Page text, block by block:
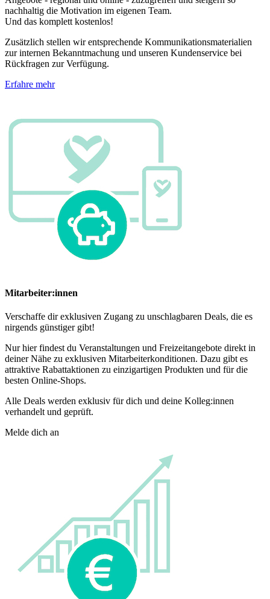
nachhaltig die Motivation im eigenen Team.
Und das komplett kostenlos!
Zusätzlich stellen wir entsprechende Kommunikationsmaterialien
zur internen Bekanntmachung und unseren Kundenservice bei
Rückfragen zur Verfügung.
Erfahre mehr
Mitarbeiter:innen
Verschaffe dir exklusiven Zugang zu unschlagbaren Deals, die es
nirgends günstiger gibt!
Nur hier findest du Veranstaltungen und Freizeitangebote direkt in
deiner Nähe zu exklusiven Mitarbeiterkonditionen. Dazu gibt es
attraktive Rabattaktionen zu einzigartigen Produkten und für die
besten Online-Shops.
Alle Deals werden exklusiv für dich und deine Kolleg:innen
verhandelt und geprüft.
Melde dich an